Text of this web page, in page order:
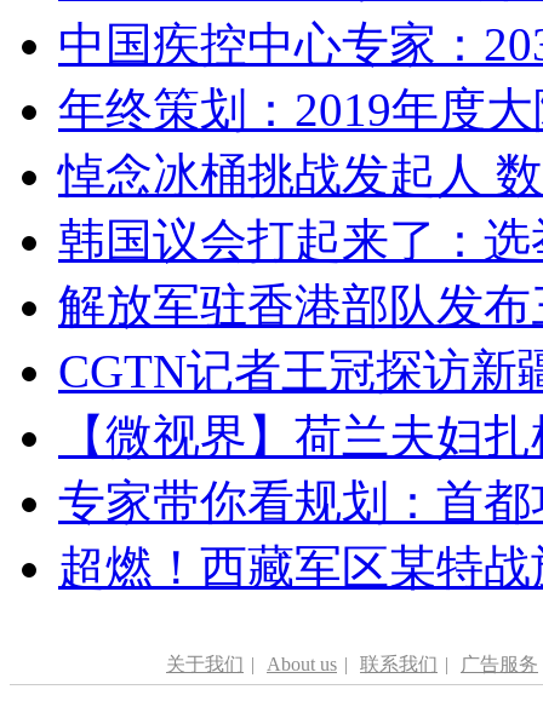
中国疾控中心专家：
年终策划：2019年度
悼念冰桶挑战发起人
韩国议会打起来了：
解放军驻香港部队发
CGTN记者王冠探访新
【微视界】荷兰夫妇
专家带你看规划：首
超燃！西藏军区某特
关于我们 | About us | 联系我们 | 广告服务